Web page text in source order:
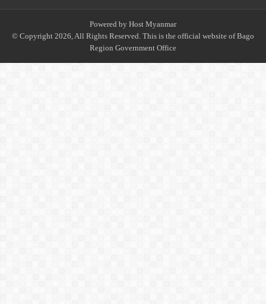
Powered by Host Myanmar
© Copyright 2026, All Rights Reserved. This is the official website of Bago
Region Government Office